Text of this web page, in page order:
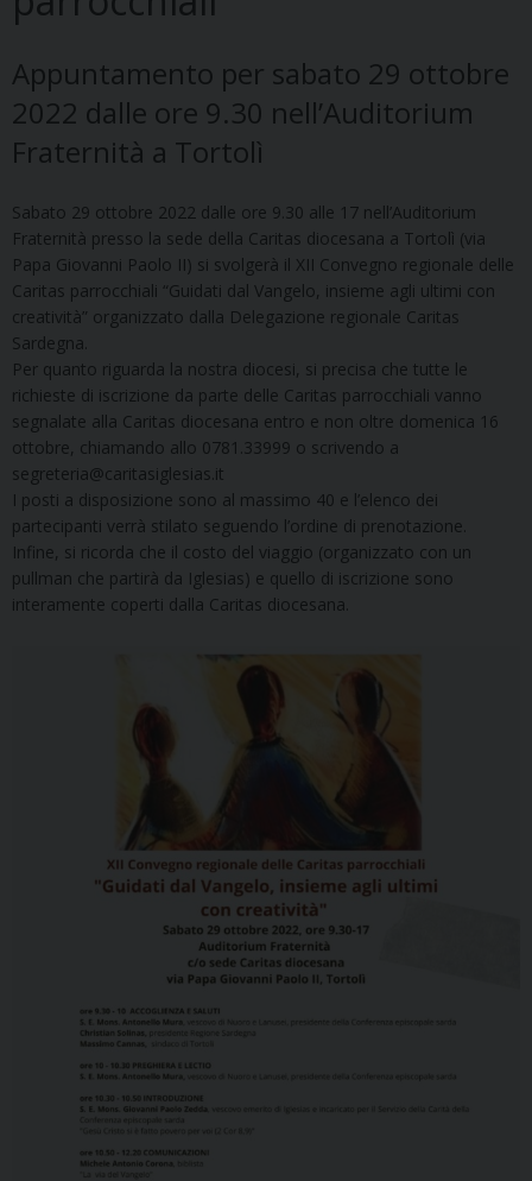
Appuntamento per sabato 29 ottobre
2022 dalle ore 9.30 nell’Auditorium
Fraternità a Tortolì
Sabato 29 ottobre 2022 dalle ore 9.30 alle 17 nell’Auditorium
Fraternità presso la sede della Caritas diocesana a Tortolì (via
Papa Giovanni Paolo II) si svolgerà il XII Convegno regionale delle
Caritas parrocchiali “Guidati dal Vangelo, insieme agli ultimi con
creatività” organizzato dalla Delegazione regionale Caritas
Sardegna.
Per quanto riguarda la nostra diocesi, si precisa che tutte le
richieste di iscrizione da parte delle Caritas parrocchiali vanno
segnalate alla Caritas diocesana entro e non oltre domenica 16
ottobre, chiamando allo 0781.33999 o scrivendo a
segreteria@caritasiglesias.it
I posti a disposizione sono al massimo 40 e l’elenco dei
partecipanti verrà stilato seguendo l’ordine di prenotazione.
Infine, si ricorda che il costo del viaggio (organizzato con un
pullman che partirà da Iglesias) e quello di iscrizione sono
interamente coperti dalla Caritas diocesana.